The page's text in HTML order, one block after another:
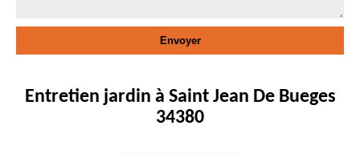
Entretien jardin à Saint Jean De Bueges
34380